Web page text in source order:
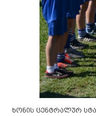
ხონის ცენტრალურ